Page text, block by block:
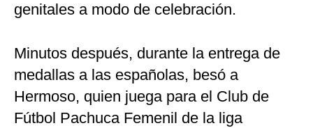
genitales a modo de celebración.
Minutos después, durante la entrega de
medallas a las españolas, besó a
Hermoso, quien juega para el Club de
Fútbol Pachuca Femenil de la liga